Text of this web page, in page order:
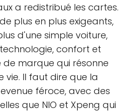
a redistribué les cartes.
plus en plus exigeants,
d'une simple voiture,
confort et
marque qui résonne
vie. Il faut dire que la
féroce, avec des
que NIO et Xpeng qui